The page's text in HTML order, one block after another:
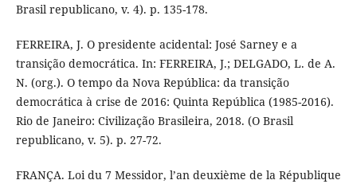
Brasil republicano, v. 4). p. 135-178.
FERREIRA, J. O presidente acidental: José Sarney e a
transição democrática. In: FERREIRA, J.; DELGADO, L. de A.
N. (org.). O tempo da Nova República: da transição
democrática à crise de 2016: Quinta República (1985-2016).
Rio de Janeiro: Civilização Brasileira, 2018. (O Brasil
republicano, v. 5). p. 27-72.
FRANÇA. Loi du 7 Messidor, l’an deuxième de la République